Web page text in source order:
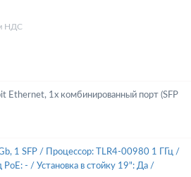
НДС
Ethernet, 1x комбинированный порт (SFP
1 SFP / Процессор: TLR4-00980 1 ГГц /
PoE: - / Установка в стойку 19": Да /